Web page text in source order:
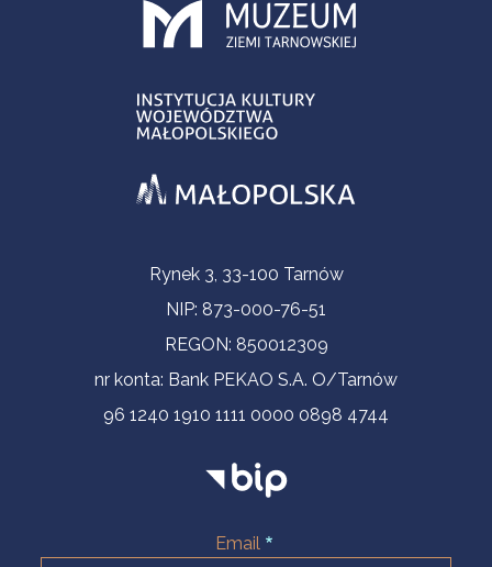
Informacje kontaktoweRynek 3, 33-100 Tarnów
NIP: 873-000-76-51
REGON: 850012309
nr konta: Bank PEKAO S.A. O/Tarnów
96 1240 1910 1111 0000 0898 4744
Email